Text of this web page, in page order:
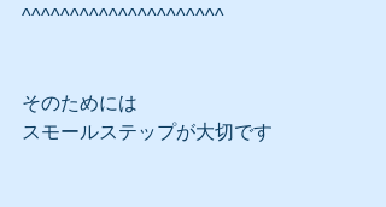
^^^^^^^^^^^^^^^^^^^^^
そのためには
スモールステップが大切です